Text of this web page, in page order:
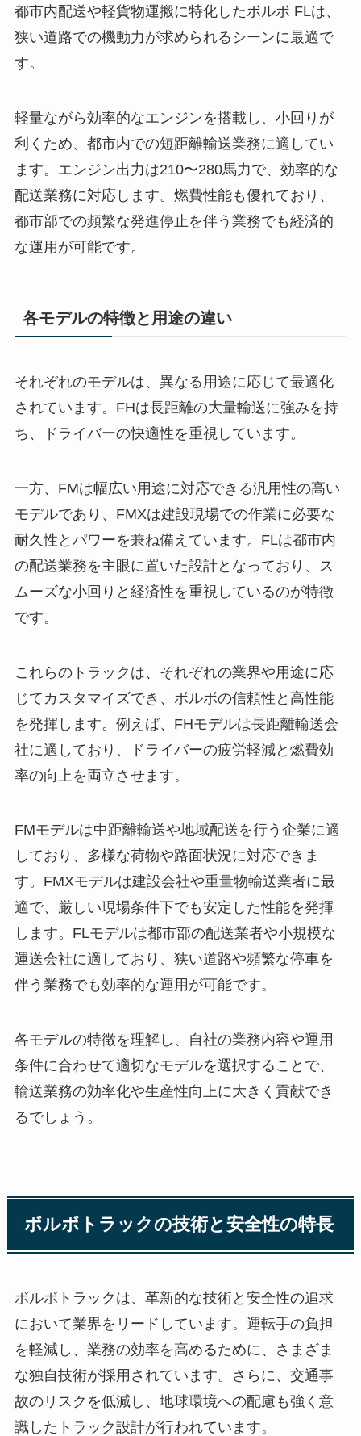
都市内配送や軽貨物運搬に特化したボルボ FLは、
狭い道路での機動力が求められるシーンに最適で
す。
軽量ながら効率的なエンジンを搭載し、小回りが
利くため、都市内での短距離輸送業務に適してい
ます。エンジン出力は210〜280馬力で、効率的な
配送業務に対応します。燃費性能も優れており、
都市部での頻繁な発進停止を伴う業務でも経済的
な運用が可能です。
各モデルの特徴と用途の違い
それぞれのモデルは、異なる用途に応じて最適化
されています。FHは長距離の大量輸送に強みを持
ち、ドライバーの快適性を重視しています。
一方、FMは幅広い用途に対応できる汎用性の高い
モデルであり、FMXは建設現場での作業に必要な
耐久性とパワーを兼ね備えています。FLは都市内
の配送業務を主眼に置いた設計となっており、ス
ムーズな小回りと経済性を重視しているのが特徴
です。
これらのトラックは、それぞれの業界や用途に応
じてカスタマイズでき、ボルボの信頼性と高性能
を発揮します。例えば、FHモデルは長距離輸送会
社に適しており、ドライバーの疲労軽減と燃費効
率の向上を両立させます。
FMモデルは中距離輸送や地域配送を行う企業に適
しており、多様な荷物や路面状況に対応できま
す。FMXモデルは建設会社や重量物輸送業者に最
適で、厳しい現場条件下でも安定した性能を発揮
します。FLモデルは都市部の配送業者や小規模な
運送会社に適しており、狭い道路や頻繁な停車を
伴う業務でも効率的な運用が可能です。
各モデルの特徴を理解し、自社の業務内容や運用
条件に合わせて適切なモデルを選択することで、
輸送業務の効率化や生産性向上に大きく貢献でき
るでしょう。
ボルボトラックの技術と安全性の特長
ボルボトラックは、革新的な技術と安全性の追求
において業界をリードしています。運転手の負担
を軽減し、業務の効率を高めるために、さまざま
な独自技術が採用されています。さらに、交通事
故のリスクを低減し、地球環境への配慮も強く意
識したトラック設計が行われています。